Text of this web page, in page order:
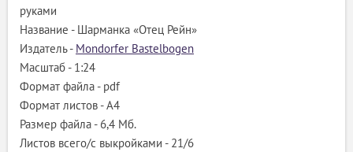
руками
Название - Шарманка «Отец Рейн»
Издатель - Mondorfer Bastelbogen
Масштаб - 1:24
Формат файла - pdf
Формат листов - A4
Размер файла - 6,4 Мб.
Листов всего/с выкройками - 21/6